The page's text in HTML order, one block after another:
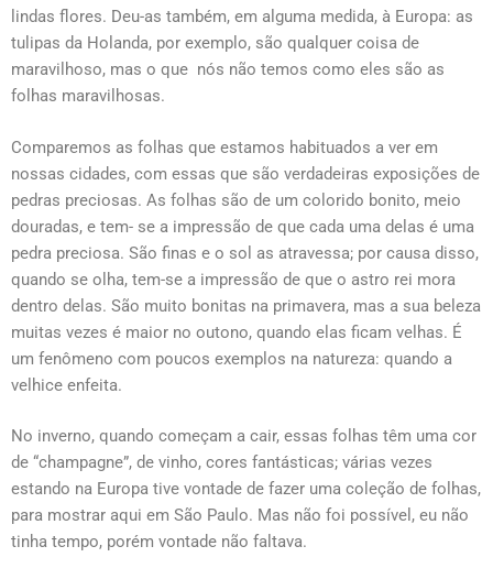
lindas flores. Deu-as também, em alguma medida, à Europa: as
tulipas da Holanda, por exemplo, são qualquer coisa de
maravilhoso, mas o que nós não temos como eles são as
folhas maravilhosas.
Comparemos as folhas que estamos habituados a ver em
nossas cidades, com essas que são verdadeiras exposições de
pedras preciosas. As folhas são de um colorido bonito, meio
douradas, e tem- se a impressão de que cada uma delas é uma
pedra preciosa. São finas e o sol as atravessa; por causa disso,
quando se olha, tem-se a impressão de que o astro rei mora
dentro delas. São muito bonitas na primavera, mas a sua beleza
muitas vezes é maior no outono, quando elas ficam velhas. É
um fenômeno com poucos exemplos na natureza: quando a
velhice enfeita.
No inverno, quando começam a cair, essas folhas têm uma cor
de “champagne”, de vinho, cores fantásticas; várias vezes
estando na Europa tive vontade de fazer uma coleção de folhas,
para mostrar aqui em São Paulo. Mas não foi possível, eu não
tinha tempo, porém vontade não faltava.